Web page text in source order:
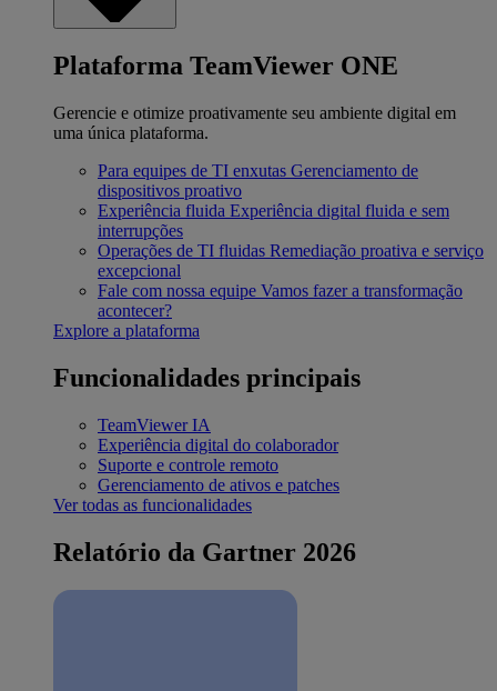
Plataforma TeamViewer ONE
Gerencie e otimize proativamente seu ambiente digital em
uma única plataforma.
Para equipes de TI enxutas Gerenciamento de
dispositivos proativo
Experiência fluida Experiência digital fluida e sem
interrupções
Operações de TI fluidas Remediação proativa e serviço
excepcional
Fale com nossa equipe Vamos fazer a transformação
acontecer?
Explore a plataforma
Funcionalidades principais
TeamViewer IA
Experiência digital do colaborador
Suporte e controle remoto
Gerenciamento de ativos e patches
Ver todas as funcionalidades
Relatório da Gartner 2026